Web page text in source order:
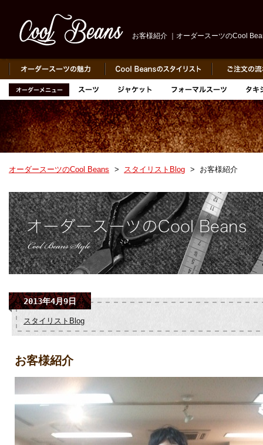
お客様紹介 ｜オーダースーツのCool
オーダースーツのCool Beans > スタイリストBlog > お客様紹介
2013年4月9日
スタイリストBlog
お客様紹介